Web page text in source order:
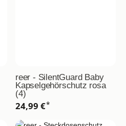
reer - SilentGuard Baby
Kapselgehörschutz rosa
(4)
24,99 €*